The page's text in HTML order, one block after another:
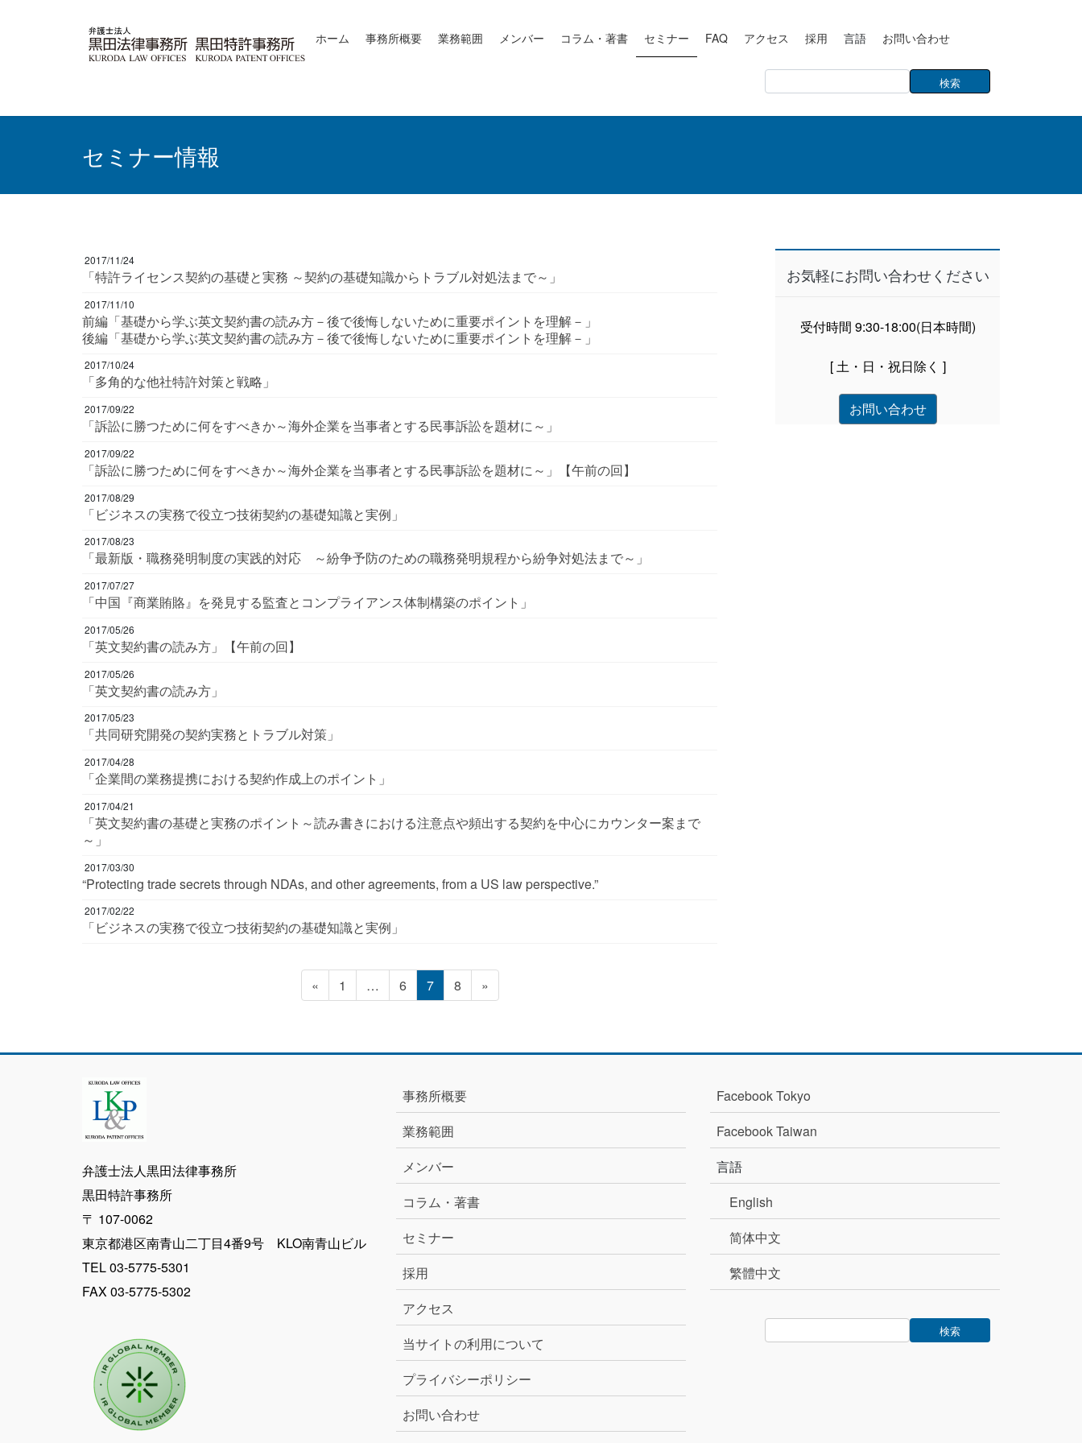
ホーム 事務所概要 業務範囲 メンバー コラム・著書 セミナー FAQ アクセス 採用 言語 お問い合わせ
セミナー情報
2017/11/24
「特許ライセンス契約の基礎と実務 ～契約の基礎知識からトラブル対処法まで～」
2017/11/10
前編「基礎から学ぶ英文契約書の読み方－後で後悔しないために重要ポイントを理解－」
後編「基礎から学ぶ英文契約書の読み方－後で後悔しないために重要ポイントを理解－」
2017/10/24
「多角的な他社特許対策と戦略」
2017/09/22
「訴訟に勝つために何をすべきか～海外企業を当事者とする民事訴訟を題材に～」
2017/09/22
「訴訟に勝つために何をすべきか～海外企業を当事者とする民事訴訟を題材に～」【午前の回】
2017/08/29
「ビジネスの実務で役立つ技術契約の基礎知識と実例」
2017/08/23
「最新版・職務発明制度の実践的対応 ～紛争予防のための職務発明規程から紛争対処法まで～」
2017/07/27
「中国『商業賄賂』を発見する監査とコンプライアンス体制構築のポイント」
2017/05/26
「英文契約書の読み方」【午前の回】
2017/05/26
「英文契約書の読み方」
2017/05/23
「共同研究開発の契約実務とトラブル対策」
2017/04/28
「企業間の業務提携における契約作成上のポイント」
2017/04/21
「英文契約書の基礎と実務のポイント～読み書きにおける注意点や頻出する契約を中心にカウンター案まで
～」
2017/03/30
“Protecting trade secrets through NDAs, and other agreements, from a US law perspective.”
2017/02/22
「ビジネスの実務で役立つ技術契約の基礎知識と実例」
の
ペ
ー
ジ
送
り
«
固
定
1 …
固
定
6
固
定
7
固
定
8 »
お気軽にお問い合わせください
受付時間 9:30-18:00(日本時間)
[ 土・日・祝日除く ]
お問い合わせ
弁護士法人黒田法律事務所
黒田特許事務所
〒 107-0062
東京都港区南青山二丁目4番9号 KLO南青山ビル
TEL 03-5775-5301
FAX 03-5775-5302
事務所概要
業務範囲
メンバー
コラム・著書
セミナー
採用
アクセス
当サイトの利用について
プライバシーポリシー
お問い合わせ
Facebook Tokyo
Facebook Taiwan
言語
English
简体中文
繁體中文